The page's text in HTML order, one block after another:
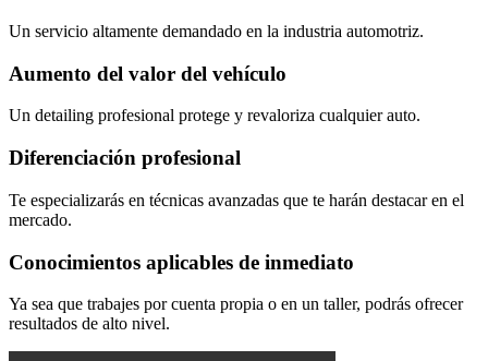
Un servicio altamente demandado en la industria automotriz.
Aumento del valor del vehículo
Un detailing profesional protege y revaloriza cualquier auto.
Diferenciación profesional
Te especializarás en técnicas avanzadas que te harán destacar en el
mercado.
Conocimientos aplicables de inmediato
Ya sea que trabajes por cuenta propia o en un taller, podrás ofrecer
resultados de alto nivel.